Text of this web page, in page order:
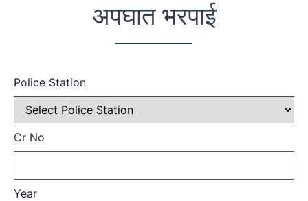
अपघात भरपाई
Police Station
Cr No
Year